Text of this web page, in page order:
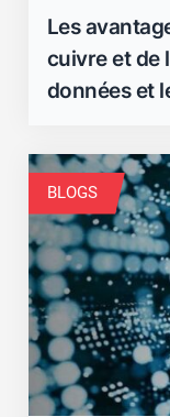
Les
cuivre et de
données et
BLOGS